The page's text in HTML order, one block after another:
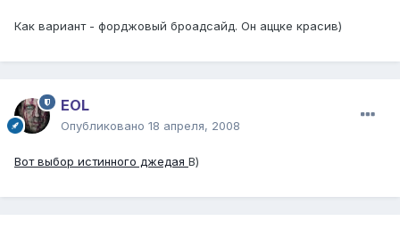
Как вариант - форджовый броадсайд. Он аццке красив)
EOL
Опубликовано 18 апреля, 2008
Вот выбор истинного джедая В)